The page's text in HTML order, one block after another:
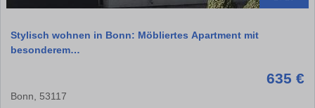
Stylisch wohnen in Bonn: Möbliertes Apartment mit
besonderem…
635 €
Bonn, 53117